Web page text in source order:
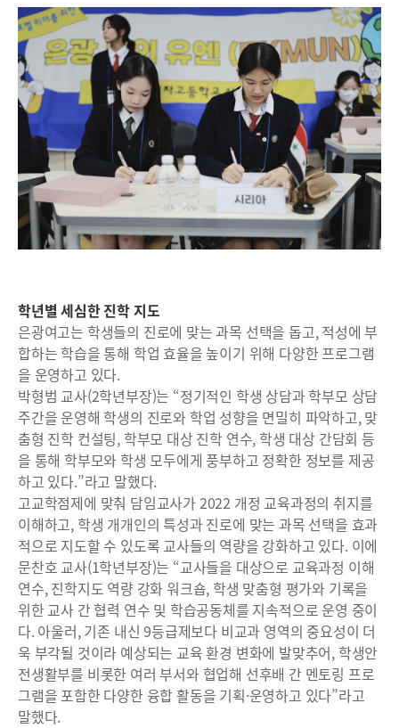
학년별 세심한 진학 지도
은광여고는 학생들의 진로에 맞는 과목 선택을 돕고, 적성에 부
합하는 학습을 통해 학업 효율을 높이기 위해 다양한 프로그램
을 운영하고 있다.
박형범 교사(2학년부장)는 “정기적인 학생 상담과 학부모 상담
주간을 운영해 학생의 진로와 학업 성향을 면밀히 파악하고, 맞
춤형 진학 컨설팅, 학부모 대상 진학 연수, 학생 대상 간담회 등
을 통해 학부모와 학생 모두에게 풍부하고 정확한 정보를 제공
하고 있다.”라고 말했다.
고교학점제에 맞춰 담임교사가 2022 개정 교육과정의 취지를
이해하고, 학생 개개인의 특성과 진로에 맞는 과목 선택을 효과
적으로 지도할 수 있도록 교사들의 역량을 강화하고 있다. 이에
문찬호 교사(1학년부장)는 “교사들을 대상으로 교육과정 이해
연수, 진학지도 역량 강화 워크숍, 학생 맞춤형 평가와 기록을
위한 교사 간 협력 연수 및 학습공동체를 지속적으로 운영 중이
다. 아울러, 기존 내신 9등급제보다 비교과 영역의 중요성이 더
욱 부각될 것이라 예상되는 교육 환경 변화에 발맞추어, 학생안
전생활부를 비롯한 여러 부서와 협업해 선후배 간 멘토링 프로
그램을 포함한 다양한 융합 활동을 기획·운영하고 있다”라고
말했다.